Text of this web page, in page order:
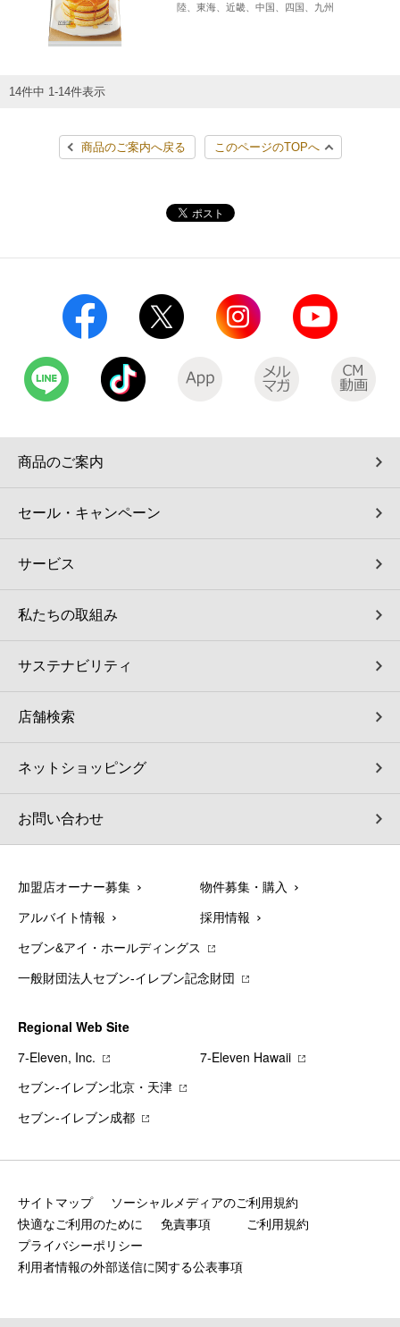
陸、東海、近畿、中国、四国、九州
14件中 1-14件表示
商品のご案内へ戻る このページのTOPへ
商品のご案内
セール・キャンペーン
サービス
私たちの取組み
サステナビリティ
店舗検索
ネットショッピング
お問い合わせ
加盟店オーナー募集 物件募集・購入
アルバイト情報 採用情報
セブン&アイ・ホールディングス
一般財団法人セブン-イレブン記念財団
Regional Web Site
7‐Eleven, Inc.
7‐Eleven Hawaii
セブン‐イレブン北京・天津
セブン‐イレブン成都
サイトマップ
ソーシャルメディアのご利用規約
快適なご利用のために
免責事項
ご利用規約
プライバシーポリシー
利用者情報の外部送信に関する公表事項